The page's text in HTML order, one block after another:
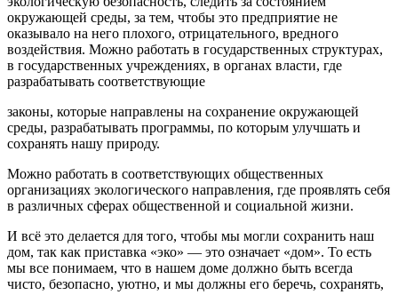
окружающей среды, за тем, чтобы это предприятие не
оказывало на него плохого, отрицательного, вредного
воздействия. Можно работать в государственных структурах,
в государственных учреждениях, в органах власти, где
разрабатывать соответствующие
законы, которые направлены на сохранение окружающей
среды, разрабатывать программы, по которым улучшать и
сохранять нашу природу.
Можно работать в соответствующих общественных
организациях экологического направления, где проявлять себя
в различных сферах общественной и социальной жизни.
И всё это делается для того, чтобы мы могли сохранить наш
дом, так как приставка «эко» — это означает «дом». То есть
мы все понимаем, что в нашем доме должно быть всегда
чисто, безопасно, уютно, и мы должны его беречь, сохранять,